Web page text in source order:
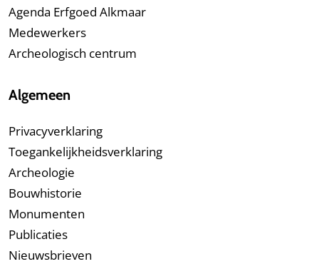
Agenda Erfgoed Alkmaar
Medewerkers
Archeologisch centrum
Algemeen
Privacyverklaring
Toegankelijkheidsverklaring
Archeologie
Bouwhistorie
Monumenten
Publicaties
Nieuwsbrieven